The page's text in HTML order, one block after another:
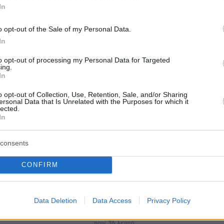
opt-out of the Sale of my Personal Data.
opt-out of processing my Personal Data for Targeted
opt-out of Collection, Use, Retention, Sale, and/or Sharing
Data that Is Unrelated with the Purposes for which it
CONFIRM
Data Deletion Data Access Privacy Policy
ΕιδήσειςΔημοφιλή
Ελ Σαγέντ που
των
Μίσιγκαν: Λέει
τους Εβραίους
- Βαμβακά:
καλώδιο Ελλάδας-Κύπρου: Η
Βίντεο: Ο Ήλιος όπως δεν τον
εικόνες που έχουν καταγραφεί
ποτέ